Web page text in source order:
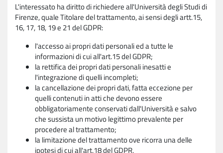
L'interessato ha diritto di richiedere all'Università degli Studi di
Firenze, quale Titolare del trattamento, ai sensi degli artt.15,
16, 17, 18, 19 e 21 del GDPR:
l'accesso ai propri dati personali ed a tutte le
informazioni di cui all'art.15 del GDPR;
la rettifica dei propri dati personali inesatti e
l'integrazione di quelli incompleti;
la cancellazione dei propri dati, fatta eccezione per
quelli contenuti in atti che devono essere
obbligatoriamente conservati dall'Università e salvo
che sussista un motivo legittimo prevalente per
procedere al trattamento;
la limitazione del trattamento ove ricorra una delle
ipotesi di cui all'art.18 del GDPR.